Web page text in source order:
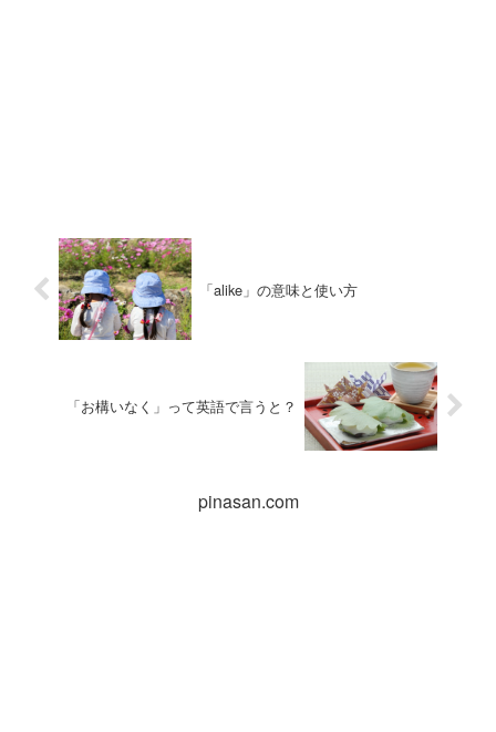
「alike」の意味と使い方
「お構いなく」って英語で言うと？
pinasan.com